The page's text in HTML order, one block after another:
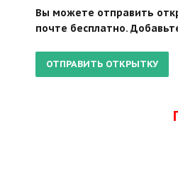
Вы можете отправить
почте бесплатно.